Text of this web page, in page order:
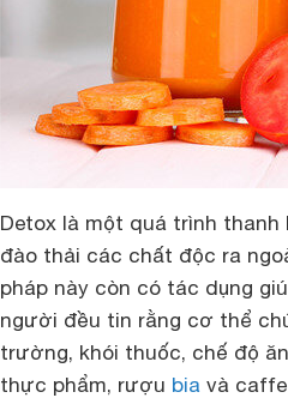
Detox là một quá trình
đào thải các chất độc ra
pháp này còn có tác dụng
người đều tin rằng cơ thể
trường, khói thuốc, chế độ
thực phẩm, rượu bia và